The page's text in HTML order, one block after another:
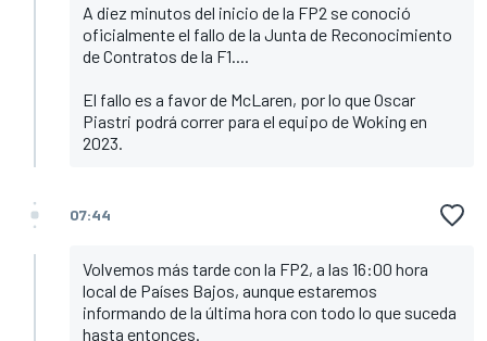
A diez minutos del inicio de la FP2 se conoció
oficialmente el fallo de la Junta de Reconocimiento
de Contratos de la F1....
El fallo es a favor de McLaren, por lo que Oscar
Piastri podrá correr para el equipo de Woking en
2023.
07:44
Volvemos más tarde con la FP2, a las 16:00 hora
local de Países Bajos, aunque estaremos
informando de la última hora con todo lo que suceda
hasta entonces.